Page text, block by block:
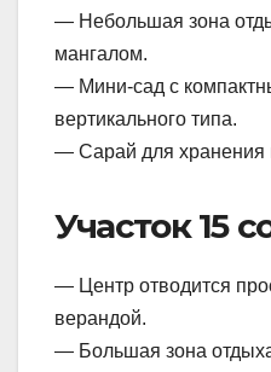
— Небольшая зона
мангалом.
— Мини-сад с
вертикального типа.
— Сарай для хранения
Участок 15
— Центр отводится
верандой.
— Большая зона